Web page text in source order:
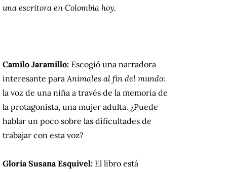
una escritora en Colombia hoy.
Camilo Jaramillo: Escogió una narradora
interesante paraAnimales al fin del mundo:
la voz de una niña a través de la memoria de
la protagonista, una mujer adulta. ¿Puede
hablar un poco sobre las dificultades de
trabajar con esta voz?
Gloria Susana Esquivel: El libro está